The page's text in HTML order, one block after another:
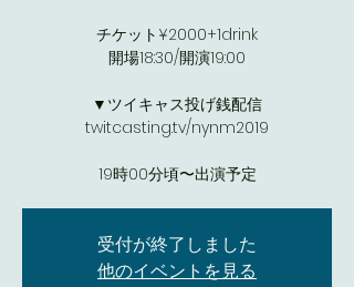
チケット¥2000+1drink
開場18:30/開演19:00
▼ツイキャス投げ銭配信
twitcasting.tv/nynm2019
19時00分頃〜出演予定
受付が終了しました
他のイベントを見る